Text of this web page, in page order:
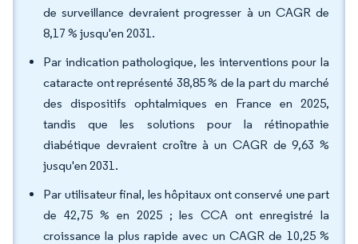
de surveillance devraient progresser à un CAGR de
8,17 % jusqu'en 2031.
Par indication pathologique, les interventions pour la
cataracte ont représenté 38,85 % de la part du marché
des dispositifs ophtalmiques en France en 2025,
tandis que les solutions pour la rétinopathie
diabétique devraient croître à un CAGR de 9,63 %
jusqu'en 2031.
Par utilisateur final, les hôpitaux ont conservé une part
de 42,75 % en 2025 ; les CCA ont enregistré la
croissance la plus rapide avec un CAGR de 10,25 %